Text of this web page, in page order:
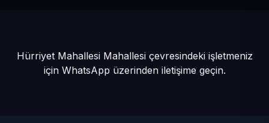
Hürriyet Mahallesi Mahallesi çevresindeki işletmeniz
için WhatsApp üzerinden iletişime geçin.